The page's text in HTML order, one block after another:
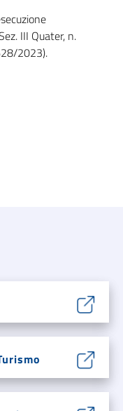
III Quater, n.
2023).